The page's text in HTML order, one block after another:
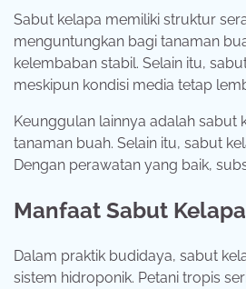
Sabut kelapa memiliki struktur
menguntungkan bagi tanaman
kelembaban stabil. Selain itu,
meskipun kondisi media tetap
Keunggulan lainnya adalah sabut
tanaman buah. Selain itu, sabut
Dengan perawatan yang baik,
Manfaat Sabut
Dalam praktik budidaya, sabut
sistem hidroponik. Petani tropis